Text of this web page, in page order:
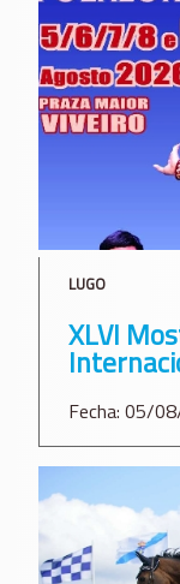
LUGO
XLVI
Fecha: 05/